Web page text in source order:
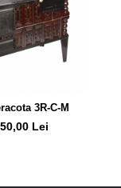
3R-C-M
Lei